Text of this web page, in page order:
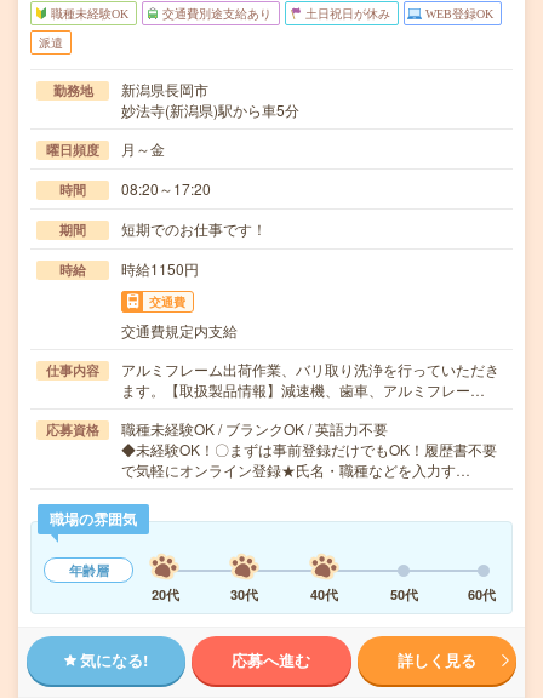
職種未経験OK 交通費別途支給あり 土日祝日が休み WEB登録OK
派遣
勤務地
新潟県長岡市
妙法寺(新潟県)駅から車5分
曜日頻度 月～金
時間 08:20～17:20
期間 短期でのお仕事です！
時給 時給1150円
交通費
交通費規定内支給
仕事内容
アルミフレーム出荷作業、バリ取り洗浄を行っていただき
ます。【取扱製品情報】減速機、歯車、アルミフレー…
応募資格
職種未経験OK / ブランクOK / 英語力不要
◆未経験OK！〇まずは事前登録だけでもOK！履歴書不要
で気軽にオンライン登録★氏名・職種などを入力す…
職場の雰囲気
年齢層
20代
30代 40代 50代 60代
気になる! 応募へ進む 詳しく見る